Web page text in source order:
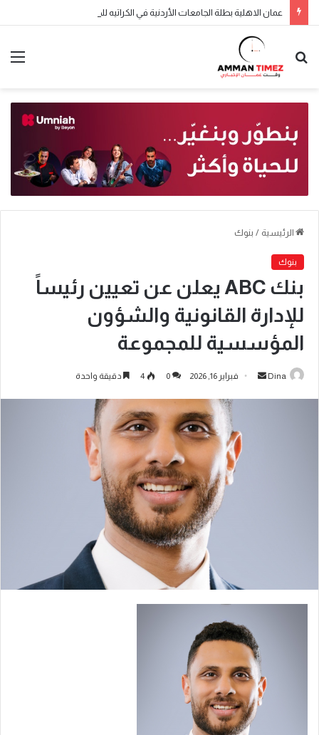
الرئيسية / بنوك
بنوك
بنك ABC يعلن عن تعيين رئيساً
للإدارة القانونية والشؤون
المؤسسية للمجموعة
Dina فبراير 16, 2026 0
4 دقيقة واحدة